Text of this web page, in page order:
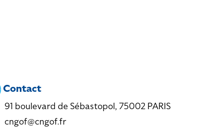
Contact
91 boulevard de Sébastopol, 75002 PARIS
cngof@cngof.fr